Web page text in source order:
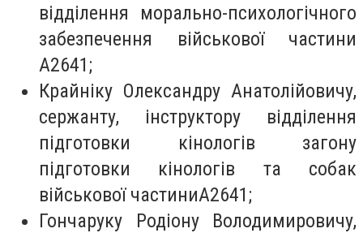
відділення морально-психологічного
забезпечення військової частини
А2641;
Крайніку Олександру Анатолійовичу,
сержанту, інструктору відділення
підготовки кінологів загону
підготовки кінологів та собак
військової частиниА2641;
Гончаруку Родіону Володимировичу,